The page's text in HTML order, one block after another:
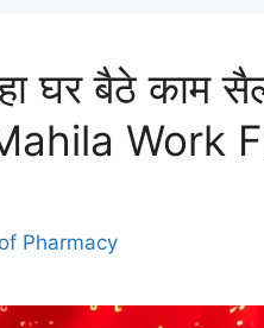
घर बैठे काम
Work
Pharmacy